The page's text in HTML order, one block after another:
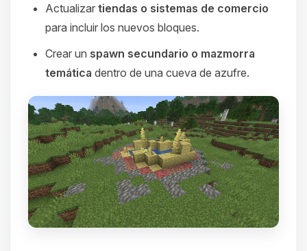
Actualizar tiendas o sistemas de comercio
para incluir los nuevos bloques.
Crear un spawn secundario o mazmorra
temática dentro de una cueva de azufre.